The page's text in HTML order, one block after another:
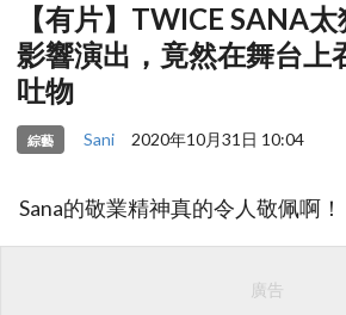
【有片】TWICE SANA
影響演出，竟然在舞台上
吐物
綜藝 Sani 2020年10月31日 10:04
Sana的敬業精神真的令人敬佩啊！
廣告